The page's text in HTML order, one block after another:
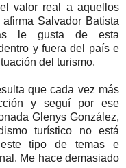
valor real a aquellos
Salvador Batista
le gusta de esta
y fuera del país e
del turismo.
que cada vez más
y seguí por ese
Glenys González,
turístico no está
este tipo de temas e
Me hace demasiado